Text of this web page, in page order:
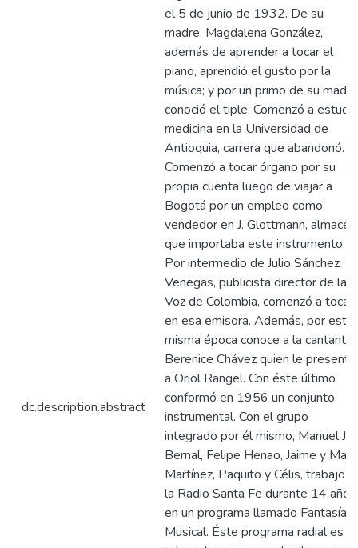
dc.description.abstract
el 5 de junio de 1932. De su
madre, Magdalena González,
además de aprender a tocar el
piano, aprendió el gusto por la
música; y por un primo de su madre
conoció el tiple. Comenzó a
medicina en la Universidad de
Antioquia, carrera que abandonó.
Comenzó a tocar órgano por su
propia cuenta luego de viajar a
Bogotá por un empleo como
vendedor en J. Glottmann, almacén
que importaba este instrumento.
Por intermedio de Julio Sánchez
Venegas, publicista director de la
Voz de Colombia, comenzó a tocar
en esa emisora. Además, por esta
misma época conoce a la cantante
Berenice Chávez quien le presenta
a Oriol Rangel. Con éste último
conformó en 1956 un conjunto
instrumental. Con el grupo
integrado por él mismo, Manuel J.
Bernal, Felipe Henao, Jaime y
Martínez, Paquito y Célis, trabajo
la Radio Santa Fe durante 14 años
en un programa llamado Fantasía
Musical. Éste programa radial es